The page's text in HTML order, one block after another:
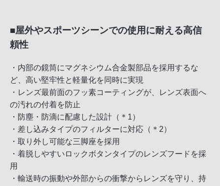
■屋外やスポーツシーンでの使用に耐える高信
頼性
・内部の鏡筒にマグネシウム合金製部品を採用するな
ど、高い堅牢性と軽量化を同時に実現
・レンズ最前面のフッ素コーティングが、レンズ表面へ
の汚れの付着を防止
・防塵・防滴に配慮した設計（＊1）
・差し込みタイプのフィルターに対応（＊2）
・取り外し可能な三脚座を採用
・着脱しやすいロックボタンタイプのレンズフードを採
用
・輸送時の振動や外部からの衝撃からレンズを守り、持